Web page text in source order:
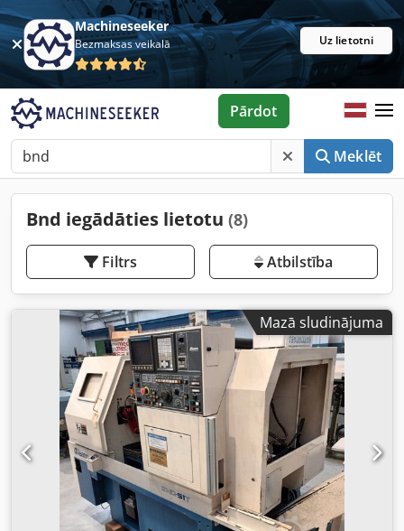
Machineseeker
Bezmaksas veikalā Uz lietotni
Meklēt
Pārdot
Bnd iegādāties lietotu (8)
Filtrs Atbilstība
Mazā sludinājuma